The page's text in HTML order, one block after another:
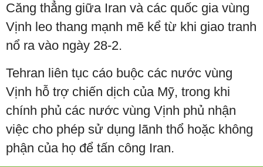
Căng thẳng giữa Iran và các quốc gia vùng
Vịnh leo thang mạnh mẽ kể từ khi giao tranh
nổ ra vào ngày 28-2.
Tehran liên tục cáo buộc các nước vùng
Vịnh hỗ trợ chiến dịch của Mỹ, trong khi
chính phủ các nước vùng Vịnh phủ nhận
việc cho phép sử dụng lãnh thổ hoặc không
phận của họ để tấn công Iran.